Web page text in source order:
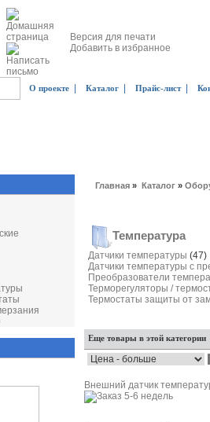
Версия для печати
Добавить в избранное
О проекте Каталог Прайс-лист|
Главная » Каталог »
Температура
Датчики температуры (47)
Датчики температуры с
Преобразователи
Терморегуляторы /
Термостаты защиты от
Еще товары в этой категории
Внешний датчик